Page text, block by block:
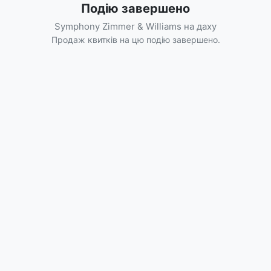
Подію завершено
Symphony Zimmer & Williams на даху
Продаж квитків на цю подію завершено.